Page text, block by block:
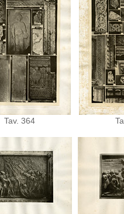
Tav. 364